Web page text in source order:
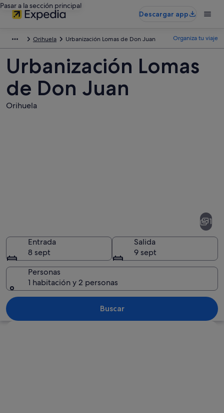
Pasar a la sección principal
Descargar app
Orihuela Urbanización Lomas de Don Juan Organiza tu viaje
Urbanización Lomas
de Don Juan
Orihuela
de
Don
Juan
Urbanización Lomas de Don Juan
1
Entrada
8 sept
Salida
9 sept
Personas
1 habitación y 2 personas
Buscar